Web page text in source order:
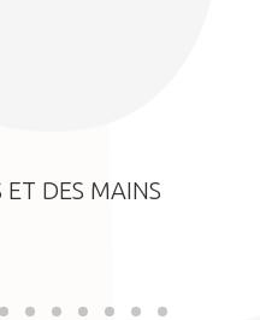
ET DES MAINS